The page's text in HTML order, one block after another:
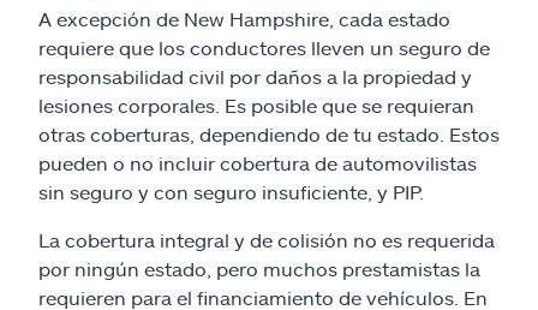
A excepción de New Hampshire, cada estado
requiere que los conductores lleven un seguro de
responsabilidad civil por daños a la propiedad y
lesiones corporales. Es posible que se requieran
otras coberturas, dependiendo de tu estado. Estos
pueden o no incluir cobertura de automovilistas
sin seguro y con seguro insuficiente, y PIP.
La cobertura integral y de colisión no es requerida
por ningún estado, pero muchos prestamistas la
requieren para el financiamiento de vehículos. En